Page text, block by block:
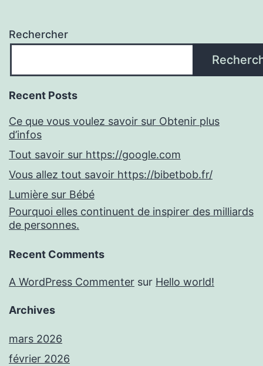
Rechercher
Recent Posts
Ce que vous voulez savoir sur Obtenir plus
d’infos
Tout savoir sur https://google.com
Vous allez tout savoir https://bibetbob.fr/
Lumière sur Bébé
Pourquoi elles continuent de inspirer des milliards
de personnes.
Recent Comments
A WordPress Commenter sur Hello world!
Archives
mars 2026
février 2026